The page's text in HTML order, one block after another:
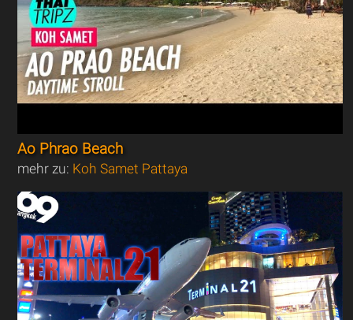
Ao Phrao Beach
mehr zu: Koh Samet Pattaya